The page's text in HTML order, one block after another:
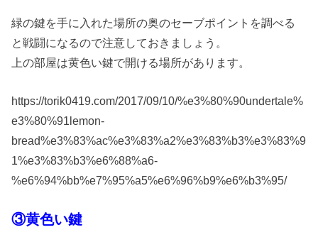
緑の鍵を手に入れた場所の奥のセーブポイントを調べる
と戦闘になるので注意しておきましょう。
上の部屋は黄色い鍵で開ける場所があります。
https://torik0419.com/2017/09/10/%e3%80%90undertale%
e3%80%91lemon-
bread%e3%83%ac%e3%83%a2%e3%83%b3%e3%83%9
1%e3%83%b3%e6%88%a6-
%e6%94%bb%e7%95%a5%e6%96%b9%e6%b3%95/
③黄色い鍵